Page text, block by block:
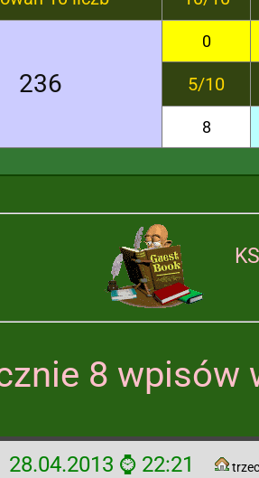
236
0
5/10
8
8 wpisów
28.04.2013 ⌚ 22:21